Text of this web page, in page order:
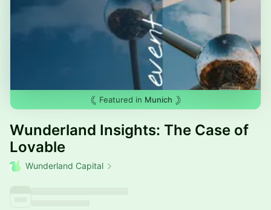
Featured in Munich
Wunderland Insights: The Case of
Lovable
Wunderland Capital